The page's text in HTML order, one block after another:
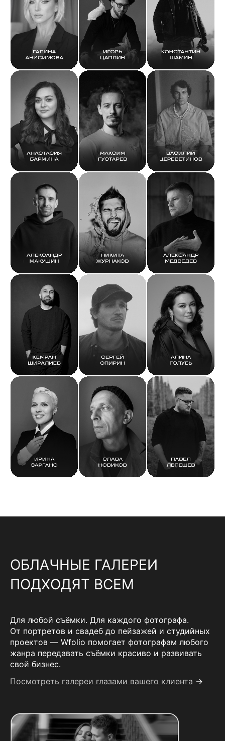
ОБЛАЧНЫЕ ГАЛЕРЕИ
ПОДХОДЯТ ВСЕМ
Для любой съёмки. Для каждого фотографа.
От портретов и свадеб до пейзажей и студийных
проектов — Wfolio помогает фотографам любого
жанра передавать съёмки красиво и развивать
свой бизнес.
Посмотреть галереи глазами вашего клиента →